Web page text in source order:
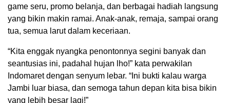
game seru, promo belanja, dan berbagai hadiah langsung
yang bikin makin ramai. Anak-anak, remaja, sampai orang
tua, semua larut dalam keceriaan.
“Kita enggak nyangka penontonnya segini banyak dan
seantusias ini, padahal hujan lho!” kata perwakilan
Indomaret dengan senyum lebar. “Ini bukti kalau warga
Jambi luar biasa, dan semoga tahun depan kita bisa bikin
yang lebih besar lagi!”